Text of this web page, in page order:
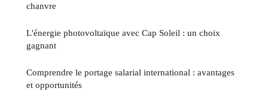
chanvre
L'énergie photovoltaïque avec Cap Soleil : un choix
gagnant
Comprendre le portage salarial international : avantages
et opportunités